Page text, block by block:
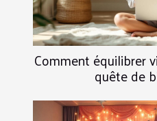
Comment équilibrer
quête de